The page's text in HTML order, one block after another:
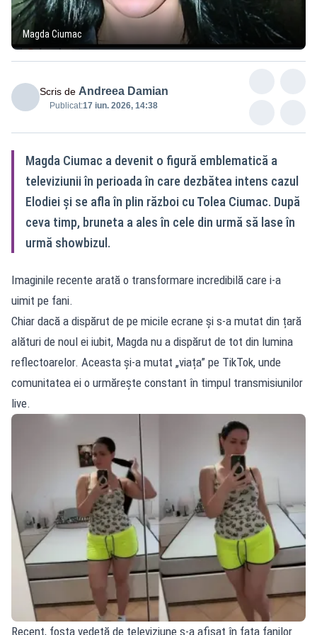
Magda Ciumac
Scris de Andreea Damian
Publicat:17 iun. 2026, 14:38
Magda Ciumac a devenit o figură emblematică a
televiziunii în perioada în care dezbătea intens cazul
Elodiei și se afla în plin război cu Tolea Ciumac. După
ceva timp, bruneta a ales în cele din urmă să lase în
urmă showbizul.
Imaginile recente arată o transformare incredibilă care i-a
uimit pe fani.
Chiar dacă a dispărut de pe micile ecrane și s-a mutat din țară
alături de noul ei iubit, Magda nu a dispărut de tot din lumina
reflectoarelor. Aceasta și-a mutat „viața” pe TikTok, unde
comunitatea ei o urmărește constant în timpul transmisiunilor
live.
Recent, fosta vedetă de televiziune s-a afișat în fața fanilor